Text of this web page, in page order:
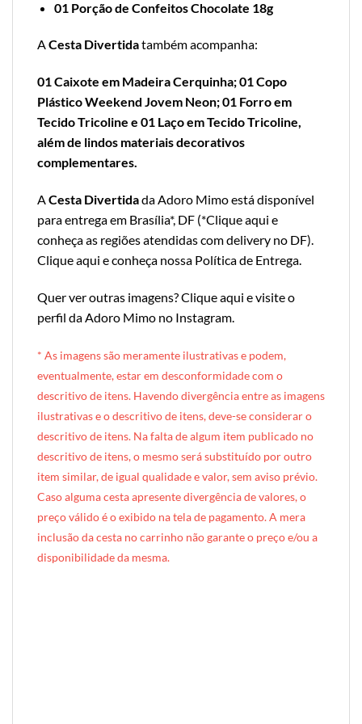
01 Porção de Confeitos Chocolate 18g
ACesta Divertidatambém acompanha:
01 Caixote em Madeira Cerquinha; 01 Copo
Plástico Weekend Jovem Neon; 01 Forro em
Tecido Tricoline e 01 Laço em Tecido Tricoline,
além de lindos materiais decorativos
complementares.
ACesta Divertidada Adoro Mimo está disponível
para entrega em Brasília*, DF (*Clique aqui e
conheça as regiões atendidas com delivery no DF).
Clique aqui e conheça nossa Política de Entrega.
Quer ver outras imagens?Clique aqui e visite o
perfil da Adoro Mimo no Instagram
* As imagens são meramente ilustrativas e podem,
eventualmente, estar em desconformidade com o
descritivo de itens. Havendo divergência entre as imagens
ilustrativas e o descritivo de itens, deve-se considerar o
descritivo de itens. Na falta de algum item publicado no
descritivo de itens, o mesmo será substituído por outro
item similar, de igual qualidade e valor, sem aviso prévio.
Caso alguma cesta apresente divergência de valores, o
preço válido é o exibido na tela de pagamento. A mera
inclusão da cesta no carrinho não garante o preço e/ou a
disponibilidade da mesma.